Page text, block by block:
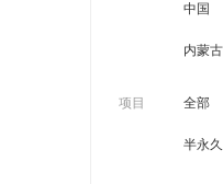
中国
内蒙古
项目 全部
半永久